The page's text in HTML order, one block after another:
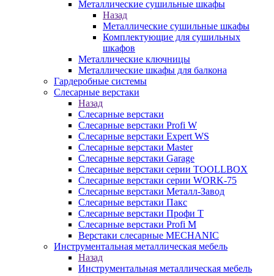
Металлические сушильные шкафы
Назад
Металлические сушильные шкафы
Комплектующие для сушильных
шкафов
Металлические ключницы
Металлические шкафы для балкона
Гардеробные системы
Слесарные верстаки
Назад
Слесарные верстаки
Слесарные верстаки Profi W
Слесарные верстаки Expert WS
Слесарные верстаки Master
Слесарные верстаки Garage
Слесарные верстаки серии TOOLLBOX
Слесарные верстаки серии WORK-75
Слесарные верстаки Металл-Завод
Слесарные верстаки Пакс
Слесарные верстаки Профи Т
Слесарные верстаки Profi M
Верстаки слесарные MECHANIC
Инструментальная металлическая мебель
Назад
Инструментальная металлическая мебель